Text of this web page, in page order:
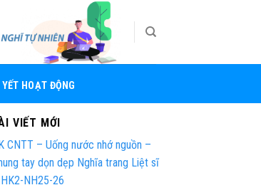
YẾT HOẠT ĐỘNG
VIẾT MỚI
CNTT – Uống nước nhớ nguồn –
tay dọn dẹp Nghĩa trang Liệt sĩ
NH25-26